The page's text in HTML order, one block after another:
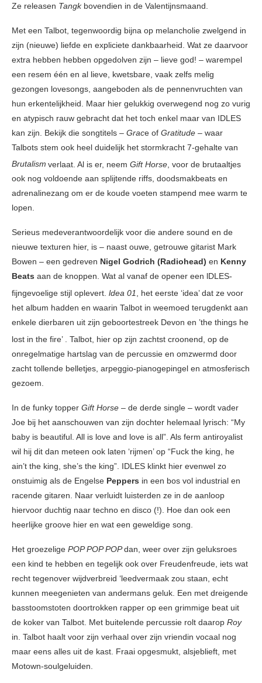
Ze releasen Tangk bovendien in de Valentijnsmaand.
Met een Talbot, tegenwoordig bijna op melancholie zwelgend in
zijn (nieuwe) liefde en expliciete dankbaarheid. Wat ze daarvoor
extra hebben hebben opgedolven zijn – lieve god! – warempel
een resem één en al lieve, kwetsbare, vaak zelfs melig
gezongen lovesongs, aangeboden als de pennenvruchten van
hun erkentelijkheid. Maar hier gelukkig overwegend nog zo vurig
en atypisch rauw gebracht dat het toch enkel maar van IDLES
kan zijn. Bekijk die songtitels – Grace of Gratitude – waar
Talbots stem ook heel duidelijk het stormkracht 7-gehalte van
Brutalism verlaat. Al is er, neem Gift Horse , voor de brutaaltjes
ook nog voldoende aan splijtende riffs, doodsmakbeats en
adrenalinezang om er de koude voeten stampend mee warm te
lopen.
Serieus medeverantwoordelijk voor die andere sound en de
nieuwe texturen hier, is – naast ouwe, getrouwe gitarist Mark
Bowen – een gedreven Nigel Godrich (Radiohead) en Kenny
Beats aan de knoppen. Wat al vanaf de opener een lDLES-
fijngevoelige stijl oplevert. ldea 01 , het eerste ‘idea’dat ze voor
het album hadden en waarin Talbot in weemoed terugdenkt aan
enkele dierbaren uit zijn geboortestreek Devon en ’the things he
lost in the fire’
. Talbot, hier op zijn zachtst croonend, op de
onregelmatige hartslag van de percussie en omzwermd door
zacht tollende belletjes, arpeggio-pianogepingel en atmosferisch
gezoem.
In de funky topper Gift Horse – de derde single – wordt vader
Joe bij het aanschouwen van zijn dochter helemaal lyrisch: “My
baby is beautiful. All is love and love is all”. Als ferm antiroyalist
wil hij dit dan meteen ook laten ‘rijmen’ op “Fuck the king, he
ain’t the king, she’s the king”. IDLES klinkt hier evenwel zo
onstuimig als de Engelse Peppers in een bos vol industrial en
racende gitaren. Naar verluidt luisterden ze in de aanloop
hiervoor duchtig naar techno en disco (!). Hoe dan ook een
heerlijke groove hier en wat een geweldige song.
Het groezelige POP POP POPdan, weer over zijn geluksroes
een kind te hebben en tegelijk ook over Freudenfreude, iets wat
recht tegenover wijdverbreid ‘leedvermaak zou staan, echt
kunnen meegenieten van andermans geluk. Een met dreigende
basstoomstoten doortrokken rapper op een grimmige beat uit
de koker van Talbot. Met buitelende percussie rolt daarop Roy
in. Talbot haalt voor zijn verhaal over zijn vriendin vocaal nog
maar eens alles uit de kast. Fraai opgesmukt, alsjeblieft, met
Motown-soulgeluiden.